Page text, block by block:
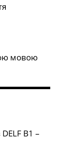
мовою
B1 –